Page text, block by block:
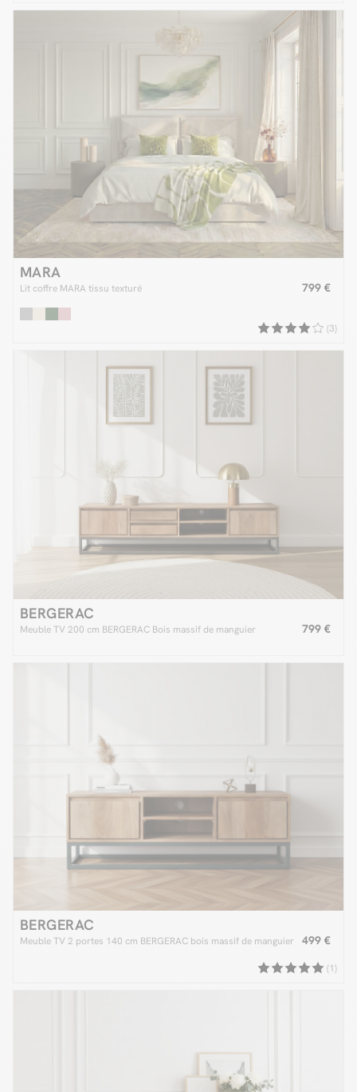
MARA
Lit coffre MARA tissu texturé 799 €
(3)
BERGERAC
Meuble TV 200 cm BERGERAC Bois massif de manguier 799 €
BERGERAC
Meuble TV 2 portes 140 cm BERGERAC bois massif de manguier 499 €
(1)